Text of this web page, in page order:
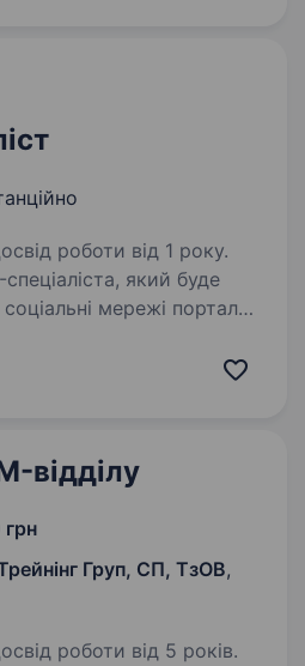
роботи від 1 року.
який буде
мережі порталу
відділу
Груп, СП, ТзОВ,
роботи від 5 років.